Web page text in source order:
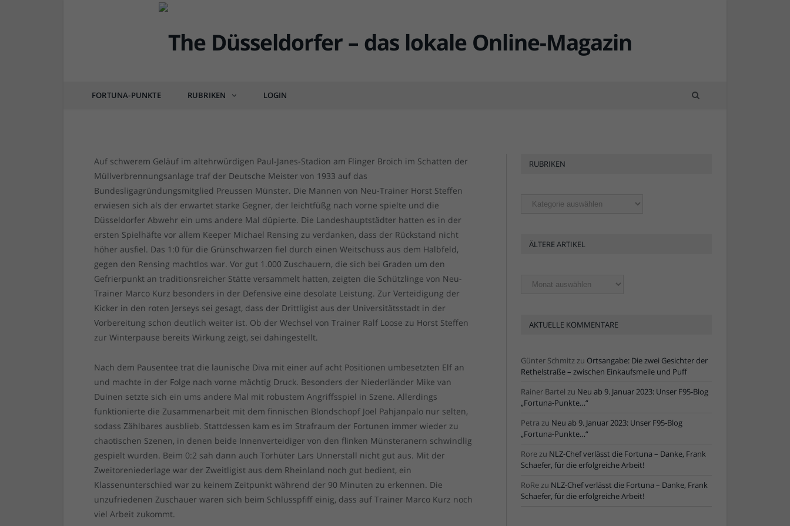
FORTUNA-PUNKTE RUBRIKEN LOGIN
F95 vs Preussenmünster 0:2 – Erwartet starker
Auf schwerem Geläuf im altehrwürdigen Paul-Janes-Stadion am Flinger Broich im Schatten der
Müllverbrennungsanlage traf der Deutsche Meister von 1933 auf das
Bundesligagründungsmitglied Preussen Münster. Die Mannen von Neu-Trainer Horst Steffen
erwiesen sich als der erwartet starke Gegner, der leichtfüßg nach vorne spielte und die
Düsseldorfer Abwehr ein ums andere Mal düpierte. Die Landeshauptstädter hatten es in der
ersten Spielhäfte vor allem Keeper Michael Rensing zu verdanken, dass der Rückstand nicht
höher ausfiel. Das 1:0 für die Grünschwarzen fiel durch einen Weitschuss aus dem Halbfeld,
gegen den Rensing machtlos war. Vor gut 1.000 Zuschauern, die sich bei Graden um den
Gefrierpunkt an traditionsreicher Stätte versammelt hatten, zeigten die Schützlinge von Neu-
Trainer Marco Kurz besonders in der Defensive eine desolate Leistung. Zur Verteidigung der
Kicker in den roten Jerseys sei gesagt, dass der Drittligist aus der Universitätsstadt in der
Vorbereitung schon deutlich weiter ist. Ob der Wechsel von Trainer Ralf Loose zu Horst Steffen
zur Winterpause bereits Wirkung zeigt, sei dahingestellt.
Nach dem Pausentee trat die launische Diva mit einer auf acht Positionen umbesetzten Elf an
und machte in der Folge nach vorne mächtig Druck. Besonders der Niederländer Mike van
Duinen setzte sich ein ums andere Mal mit robustem Angriffsspiel in Szene. Allerdings
funktionierte die Zusammenarbeit mit dem finnischen Blondschopf Joel Pahjanpalo nur selten,
sodass Zählbares ausblieb. Stattdessen kam es im Strafraum der Fortunen immer wieder zu
chaotischen Szenen, in denen beide Innenverteidiger von den flinken Münsteranern schwindlig
gespielt wurden. Beim 0:2 sah dann auch Torhüter Lars Unnerstall nicht gut aus. Mit der
Zweitoreniederlage war der Zweitligist aus dem Rheinland noch gut bedient, ein
Klassenunterschied war zu keinem Zeitpunkt während der 90 Minuten zu erkennen. Die
unzufriedenen Zuschauer waren sich beim Schlusspfiff einig, dass auf Trainer Marco Kurz noch
viel Arbeit zukommt.
RUBRIKEN
Rubriken
ÄLTERE ARTIKEL
Ältere
AKTUELLE KOMMENTARE
Günter Schmitzzu Ortsangabe: Die zwei Gesichter der
Rethelstraße – zwischen Einkaufsmeile und Puff
Rainer Bartel zu Neu ab 9. Januar 2023: Unser F95-Blog
„Fortuna-Punkte…“
Petra zu Neu ab 9. Januar 2023: Unser F95-Blog
„Fortuna-Punkte…“
Rorezu NLZ-Chef verlässt die Fortuna – Danke, Frank
Schaefer, für die erfolgreiche Arbeit!
RoRezu NLZ-Chef verlässt die Fortuna – Danke, Frank
Schaefer, für die erfolgreiche Arbeit!